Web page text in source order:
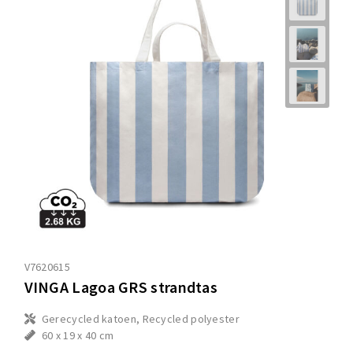
V7620615
VINGA Lagoa GRS strandtas
Gerecycled katoen, Recycled polyester
60 x 19 x 40 cm